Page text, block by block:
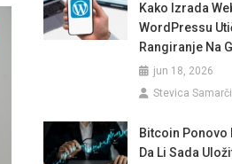
Kako Izrada
WordPressu
Rangiranje Na
jun 18, 2026
Stevica
Bitcoin Ponovo
Da Li Sada